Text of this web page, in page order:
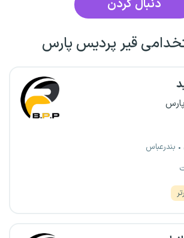
دنبال کردن
قیر پردیس پارس
بندرعباس